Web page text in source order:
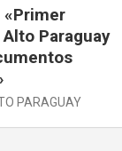
«Primer
Paraguay
PARAGUAY